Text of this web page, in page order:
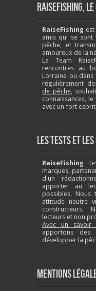
RaiseFishing,
RaiseFishing
amis qui se sont
pêche, et
amoureux de la
La Team
rencontres au
Lorraine ou dans
régulièrement
de pêche,
connaissances,
avec un fort
Les tests et
RaiseFishing
marques,
d'un
apporter au
possibles. Nous
attitude neutre
constructeurs.
lecteurs et non
Avec un savoir
apportons des
développer la
Mentions